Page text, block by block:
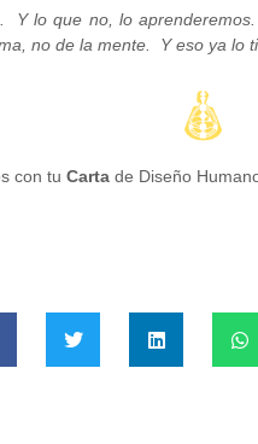
Y lo que no, lo
no de la mente. Y eso ya lo
con tu Carta de Diseño